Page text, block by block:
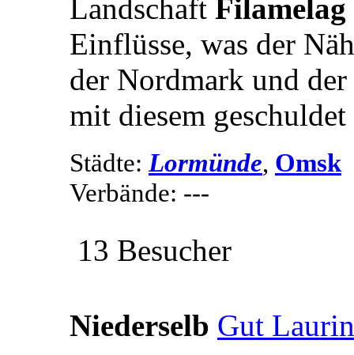
Landschaft Filamelag
Einflüsse, was der
der Nordmark und
mit diesem
Städte: Lormünde, Omsk
Verbände: ---
13 Besucher
Niederselb Gut